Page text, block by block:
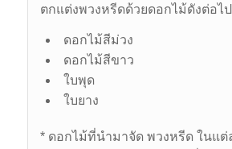
ตกแต่งพวงหรีดด้วยดอกไม้ดังต่อไ
ดอกไม้สีม่วง
ดอกไม้สีขาว
ใบพุด
ใบยาง
* ดอกไม้ที่นำมาจัด พวงหรีด ในแต่